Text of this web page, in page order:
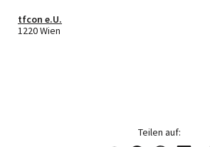
tfcon e.U.
1220 Wien
Teilen auf: